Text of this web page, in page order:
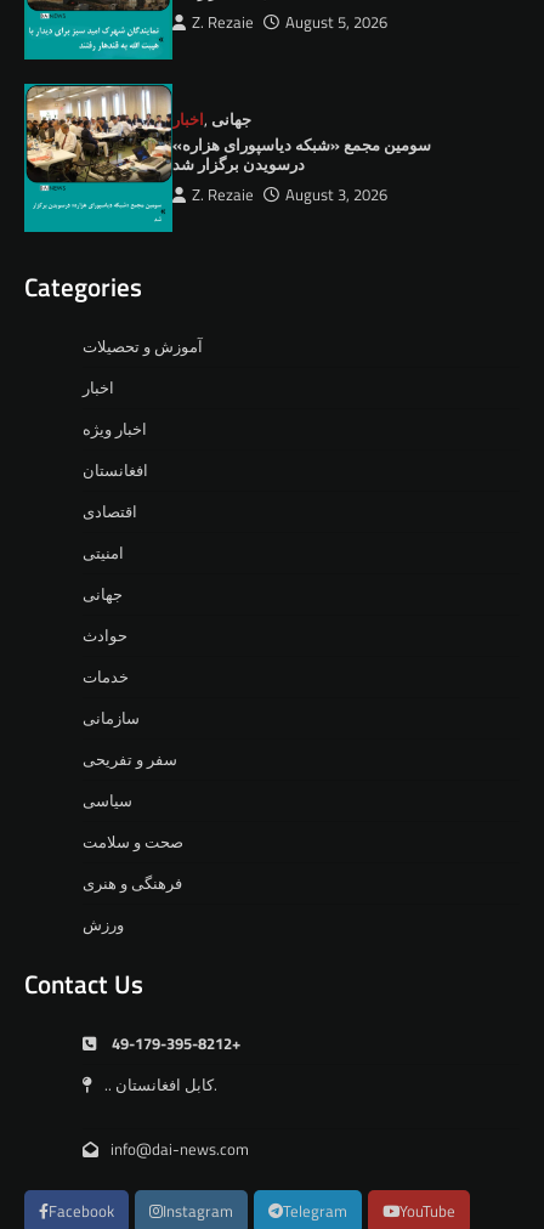
Z. Rezaie August 5, 2026
اخبار, جهانی
سومین مجمع «شبکه دیاسپورای هزاره»
درسویدن برگزار شد
Z. Rezaie August 3, 2026
Categories
آموزش و تحصیلات
اخبار
اخبار ویژه
افغانستان
اقتصادی
امنیتی
جهانی
حوادث
خدمات
سازمانی
سفر و تفریحی
سیاسی
صحت و سلامت
فرهنگی و هنری
ورزش
Contact Us
49-179-395-8212+
.. کابل افغانستان.
info@dai-news.com
Facebook Instagram Telegram YouTube